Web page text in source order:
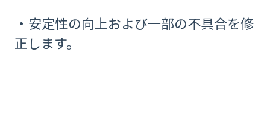
・安定性の向上および一部の不具合を修
正します。